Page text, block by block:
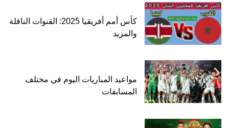
كأس أمم أفريقيا 2025: القنوات الناقلة
والمزيد
مواعيد المباريات اليوم في مختلف
المسابقات